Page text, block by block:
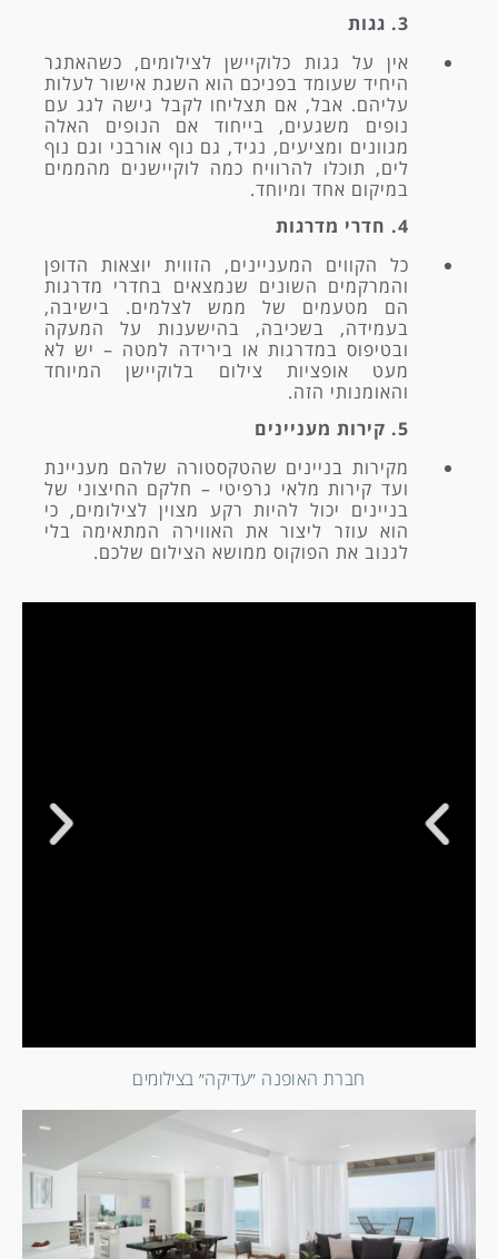
3. גגות
אין על גגות כלוקיישן לצילומים, כשהאתגר
היחיד שעומד בפניכם הוא השגת אישור לעלות
עליהם. אבל, אם תצליחו לקבל גישה לגג עם
נופים משגעים, בייחוד אם הנופים האלה
מגוונים ומציעים, נגיד, גם נוף אורבני וגם נוף
לים, תוכלו להרוויח כמה לוקיישנים מהממים
במיקום אחד ומיוחד.
4. חדרי מדרגות
כל הקווים המעניינים, הזווית יוצאות הדופן
והמרקמים השונים שנמצאים בחדרי מדרגות
הם מטעמים של ממש לצלמים. בישיבה,
בעמידה, בשכיבה, בהישענות על המעקה
ובטיפוס במדרגות או בירידה למטה – יש לא
מעט אופציות צילום בלוקיישן המיוחד
והאומנותי הזה.
5. קירות מעניינים
מקירות בניינים שהטקסטורה שלהם מעניינת
ועד קירות מלאי גרפיטי – חלקם החיצוני של
בניינים יכול להיות רקע מצוין לצילומים, כי
הוא עוזר ליצור את האווירה המתאימה בלי
לגנוב את הפוקוס ממושא הצילום שלכם.
חברת האופנה ״עדיקה״ בצילומים